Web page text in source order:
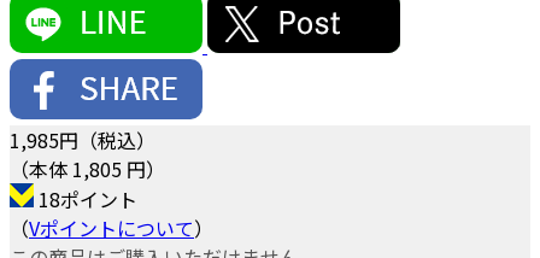
1,985円（税込）
（本体 1,805 円）
18ポイント
（Vポイントについて）